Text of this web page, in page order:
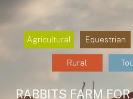
Agricultural Equestrian
Rural
RABBITS FARM